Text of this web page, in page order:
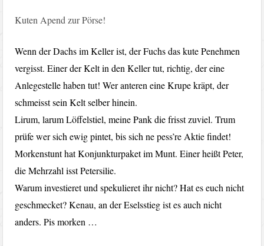
Kuten Apend zur Pörse!
Wenn der Dachs im Keller ist, der Fuchs das kute Penehmen
vergisst. Einer der Kelt in den Keller tut, richtig, der eine
Anlegestelle haben tut! Wer anteren eine Krupe kräpt, der
schmeisst sein Kelt selber hinein.
Lirum, larum Löffelstiel, meine Pank die frisst zuviel. Trum
prüfe wer sich ewig pintet, bis sich ne pess’re Aktie findet!
Morkenstunt hat Konjunkturpaket im Munt. Einer heißt Peter,
die Mehrzahl isst Petersilie.
Warum investieret und spekulieret ihr nicht? Hat es euch nicht
geschmecket? Kenau, an der Eselsstieg ist es auch nicht
anders. Pis morken …